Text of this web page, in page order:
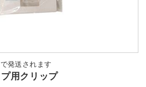
発送されます
用クリップ